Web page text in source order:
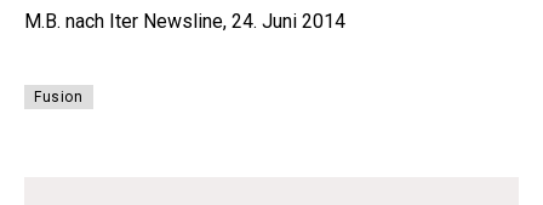
M.B. nach Iter Newsline, 24. Juni 2014
Fusion